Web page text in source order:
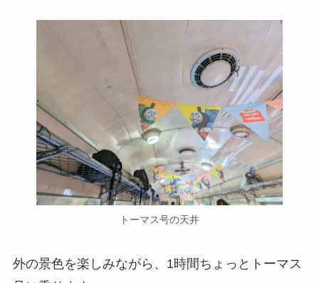
トーマス号の天井
外の景色を楽しみながら、1時間ちょっとトーマス